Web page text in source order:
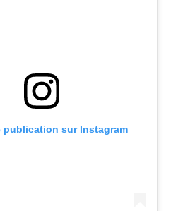
publication sur Instagram